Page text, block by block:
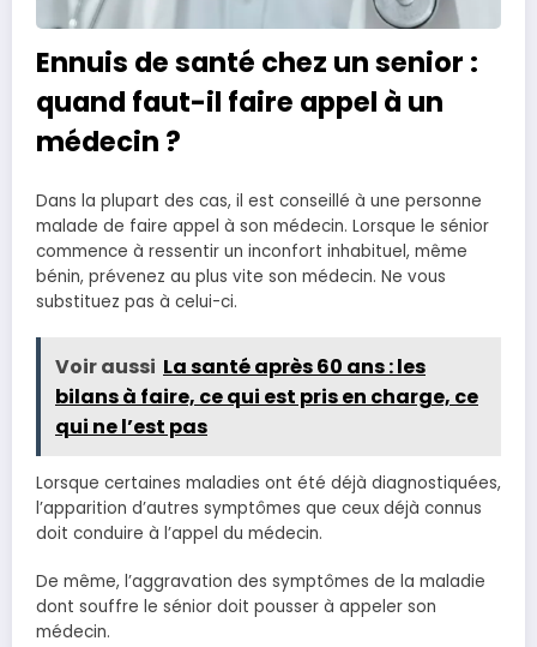
Ennuis de santé chez un senior :
quand faut-il faire appel à un
médecin ?
Dans la plupart des cas, il est conseillé à une personne
malade de faire appel à son médecin. Lorsque le sénior
commence à ressentir un inconfort inhabituel, même
bénin, prévenez au plus vite son médecin. Ne vous
substituez pas à celui-ci.
Voir aussi La santé après 60 ans : les
bilans à faire, ce qui est pris en charge, ce
qui ne l’est pas
Lorsque certaines maladies ont été déjà diagnostiquées,
l’apparition d’autres symptômes que ceux déjà connus
doit conduire à l’appel du médecin.
De même, l’aggravation des symptômes de la maladie
dont souffre le sénior doit pousser à appeler son
médecin.